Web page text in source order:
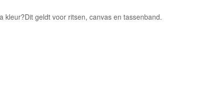
geldt voor ritsen, canvas en tassenband.